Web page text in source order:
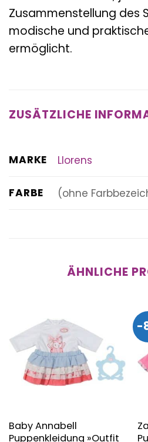
Zusammenstellung des
modische und
ermöglicht.
ZUSÄTZLICHE
MARKE Llorens
FARBE (ohne
ÄHNLICHE
Baby Annabell
Puppenkleidung »Outfit
-